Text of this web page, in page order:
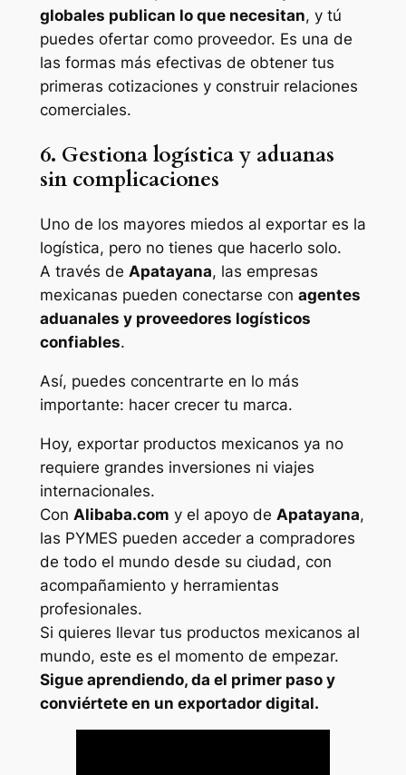
globales publican lo que necesitan, y tú
puedes ofertar como proveedor. Es una de
las formas más efectivas de obtener tus
primeras cotizaciones y construir relaciones
comerciales.
6. Gestiona logística y aduanas
sin complicaciones
Uno de los mayores miedos al exportar es la
logística, pero no tienes que hacerlo solo.
A través de Apatayana, las empresas
mexicanas pueden conectarse con agentes
aduanales y proveedores logísticos
confiables.
Así, puedes concentrarte en lo más
importante: hacer crecer tu marca.
Hoy, exportar productos mexicanos ya no
requiere grandes inversiones ni viajes
internacionales.
Con Alibaba.com y el apoyo de Apatayana,
las PYMES pueden acceder a compradores
de todo el mundo desde su ciudad, con
acompañamiento y herramientas
profesionales.
Si quieres llevar tus productos mexicanos al
mundo, este es el momento de empezar.
Sigue aprendiendo, da el primer paso y
conviértete en un exportador digital.